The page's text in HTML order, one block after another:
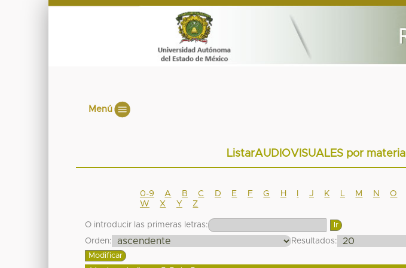
Menú
ListarAUDIOVISUALES por materia
0-9 A B C D E F G H J K M N O
W
X Y Z
O introducir las primeras letras:
Orden:
Resultados: